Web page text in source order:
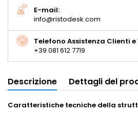
E-mail:
info@ristodesk.com
Telefono Assistenza Clienti e
+39 081 612 7719
Descrizione Dettagli del
Caratteristiche tecniche della